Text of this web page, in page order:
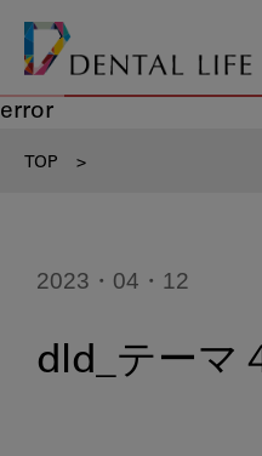
error
TOP >
2023・04・12
dld_テーマ